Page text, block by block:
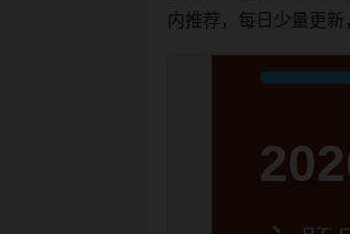
内推荐，每日少量更新